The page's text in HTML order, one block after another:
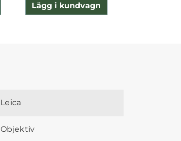
Lägg i kundvagn
Leica
Objektiv